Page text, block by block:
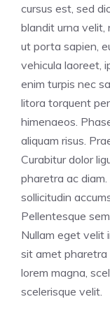
cursus est, sed
blandit urna velit,
ut porta sapien,
vehicula laoreet,
enim turpis nec
litora torquent
himenaeos.
aliquam risus.
Curabitur dolor
pharetra ac
sollicitudin
Pellentesque
Nullam eget velit
sit amet pharetra
lorem magna,
scelerisque velit.